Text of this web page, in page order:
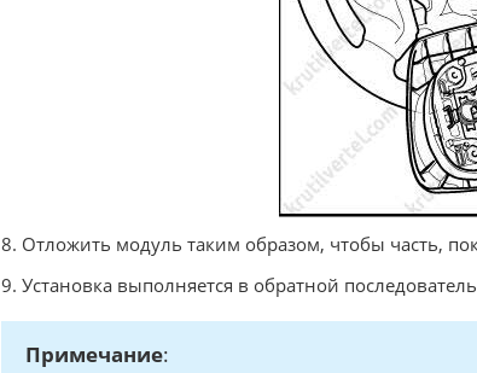
8. Отложить модуль таким образом, чтобы часть,
9. Установка выполняется в обратной
Примечание: